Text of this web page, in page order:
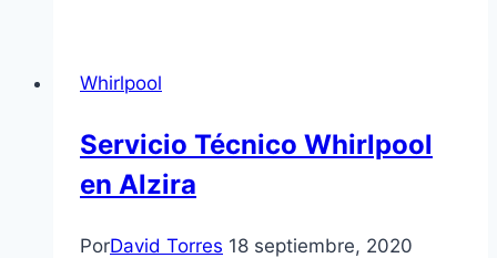
Whirlpool
Servicio Técnico Whirlpool
en Alzira
PorDavid Torres 18 septiembre, 2020